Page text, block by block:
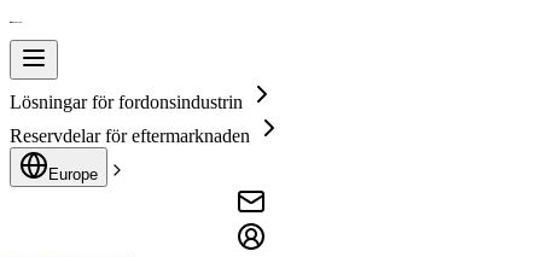
Lösningar för fordonsindustrin
Reservdelar för eftermarknaden
Europe